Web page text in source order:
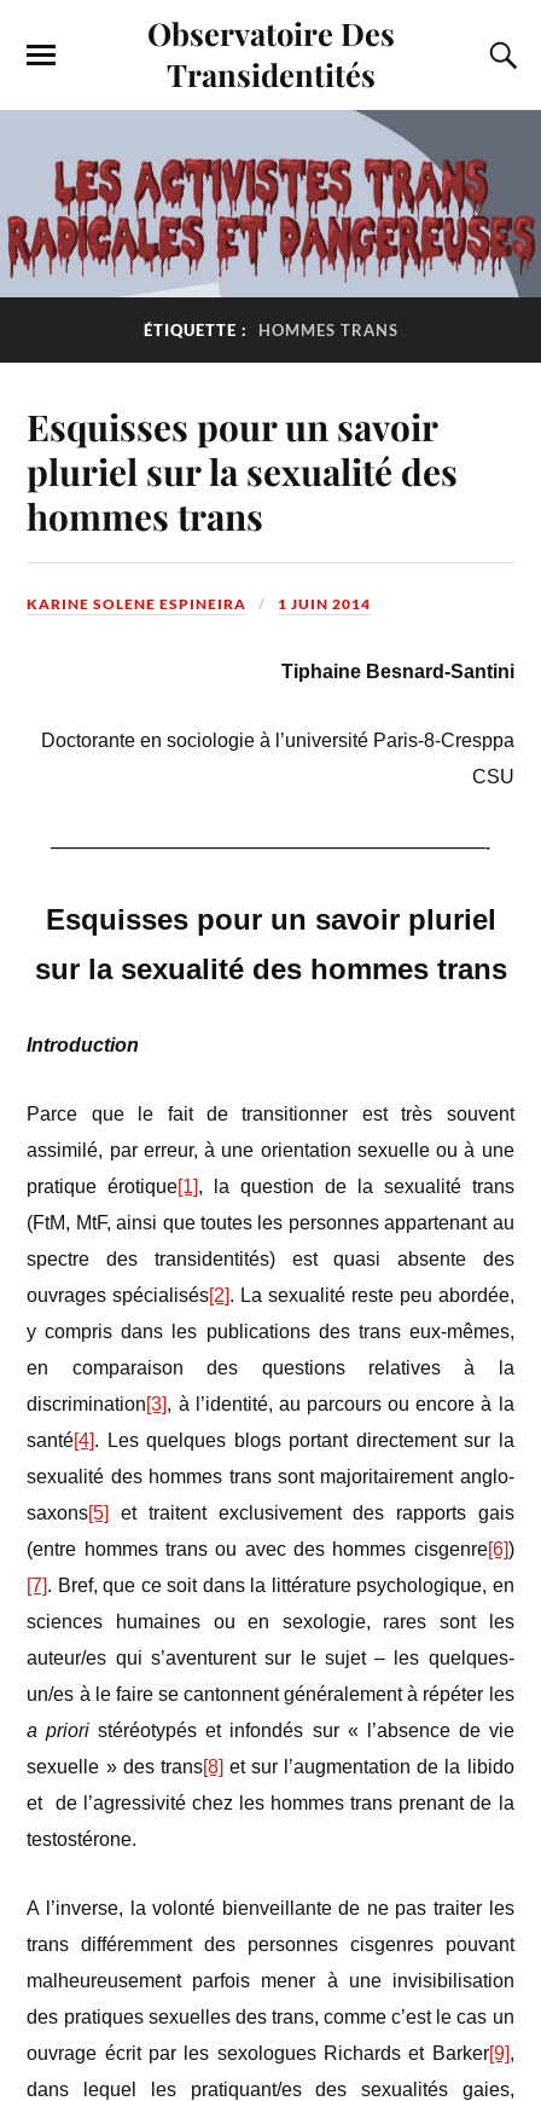
Observatoire Des
Transidentités
ÉTIQUETTE : HOMMES TRANS
Esquisses pour un savoir
pluriel sur la sexualité des
hommes trans
KARINE SOLENE ESPINEIRA 1 JUIN 2014
Tiphaine Besnard-Santini
Doctorante en sociologie à l’université Paris-8-Cresppa
CSU
——————————————————————————————-
Esquisses pour un savoir pluriel
sur la sexualité des hommes trans
Introduction
Parce que le fait de transitionner est très souvent
assimilé, par erreur, à une orientation sexuelle ou à une
pratique érotique[1], la question de la sexualité trans
(FtM, MtF, ainsi que toutes les personnes appartenant au
spectre des transidentités) est quasi absente des
ouvrages spécialisés[2]. La sexualité reste peu abordée,
y compris dans les publications des trans eux-mêmes,
en comparaison des questions relatives à la
discrimination[3], à l’identité, au parcours ou encore à la
santé[4]. Les quelques blogs portant directement sur la
sexualité des hommes trans sont majoritairement anglo-
saxons[5]
et traitent exclusivement des rapports gais
(entre hommes trans ou avec des hommes cisgenre[6])
[7]. Bref, que ce soit dans la littérature psychologique, en
sciences humaines ou en sexologie, rares sont les
auteur/es qui s’aventurent sur le sujet – les quelques-
un/es à le faire se cantonnent généralement à répéter les
a priori stéréotypés et infondés sur « l’absence de vie
sexuelle » des trans[8] et sur l’augmentation de la libido
et de l’agressivité chez les hommes trans prenant de la
testostérone.
A l’inverse, la volonté bienveillante de ne pas traiter les
trans différemment des personnes cisgenres pouvant
malheureusement parfois mener à une invisibilisation
des pratiques sexuelles des trans, comme c’est le cas un
ouvrage écrit par les sexologues Richards et Barker[9],
dans lequel les pratiquant/es des sexualités gaies,